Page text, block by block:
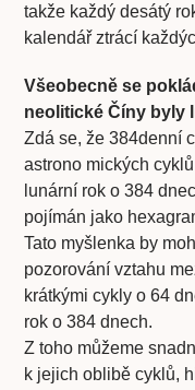
takže každý desátý
kalendář ztrácí
Všeobecně se
neolitické Číny byly
Zdá se, že 384denní
astrono­ mických
lunární rok o 384
pojímán jako
Tato myšlenka by
pozorování vztahu
krátkými cykly o 64
rok o 384 dnech.
Z toho můžeme
k jejich oblibě cyklů,